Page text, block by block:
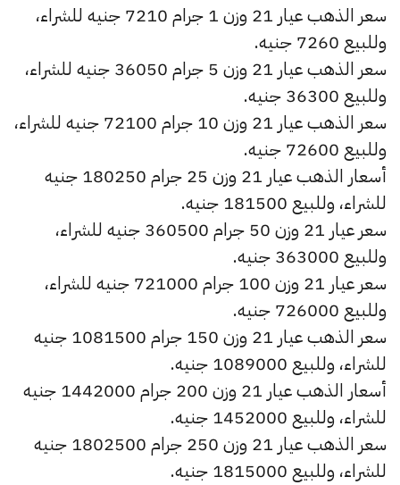
سعر الذهب عيار 21 وزن 1 جرام 7210 جنيه للشراء،
وللبيع 7260 جنيه.
سعر الذهب عيار 21 وزن 5 جرام 36050 جنيه للشراء،
وللبيع 36300 جنيه.
سعر الذهب عيار 21 وزن 10 جرام 72100 جنيه للشراء،
وللبيع 72600 جنيه.
أسعار الذهب عيار 21 وزن 25 جرام 180250 جنيه
للشراء، وللبيع 181500 جنيه.
سعر عيار 21 وزن 50 جرام 360500 جنيه للشراء،
وللبيع 363000 جنيه.
سعر عيار 21 وزن 100 جرام 721000 جنيه للشراء،
وللبيع 726000 جنيه.
سعر الذهب عيار 21 وزن 150 جرام 1081500 جنيه
للشراء، وللبيع 1089000 جنيه.
أسعار الذهب عيار 21 وزن 200 جرام 1442000 جنيه
للشراء، وللبيع 1452000 جنيه.
سعر الذهب عيار 21 وزن 250 جرام 1802500 جنيه
للشراء، وللبيع 1815000 جنيه.